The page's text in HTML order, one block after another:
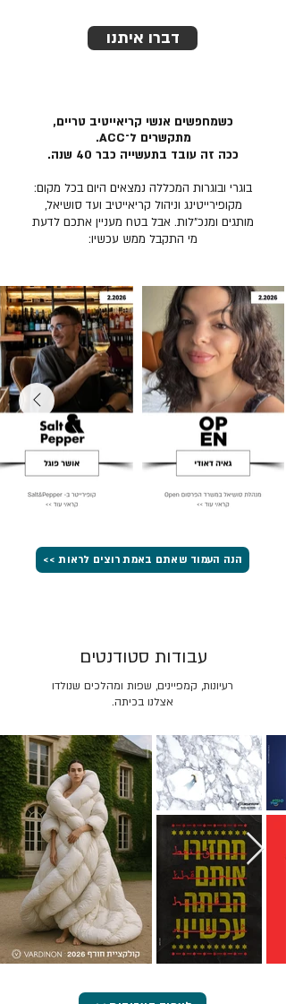
דברו איתנו
כשמחפשים אנשי קריאייטיב טריים,
מתקשרים ל־ACC.
ככה זה עובד בתעשייה כבר 40 שנה.
בוגרי ובוגרות המכללה נמצאים היום בכל מקום:
מקופירייטינג וניהול קריאייטיב ועד סושיאל,
מותגים ומנכ״לות. אבל בטח מעניין אתכם לדעת
מי התקבל ממש עכשיו:
הנה העמוד שאתם באמת רוצים לראות >>
רעיונות, קמפיינים, שפות ומהלכים שנולדו
אצלנו בכיתה.
עבודות סטודנטים